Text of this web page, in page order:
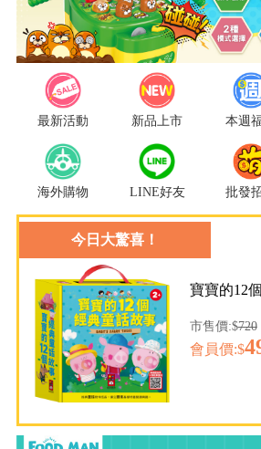
老師您好!!幼教會員火熱招募中~
海外購物免煩惱！點我查看『海外
最新活動 新品上市 本週
海外購物 LINE好友 批發
今日大驚喜！
寶寶的12
市售價:$720
會員價:$